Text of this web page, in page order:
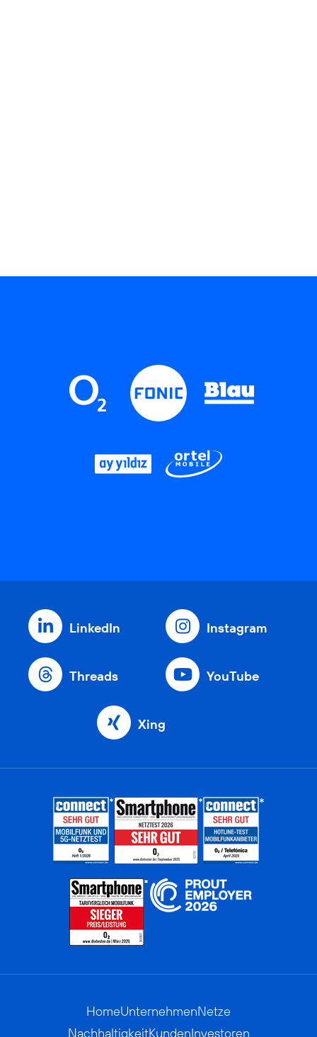
LinkedIn Instagram
Threads YouTube
Xing
HomeUnternehmenNetze
NachhaltigkeitKundenInvestoren